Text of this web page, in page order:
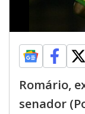
Romário,
senador